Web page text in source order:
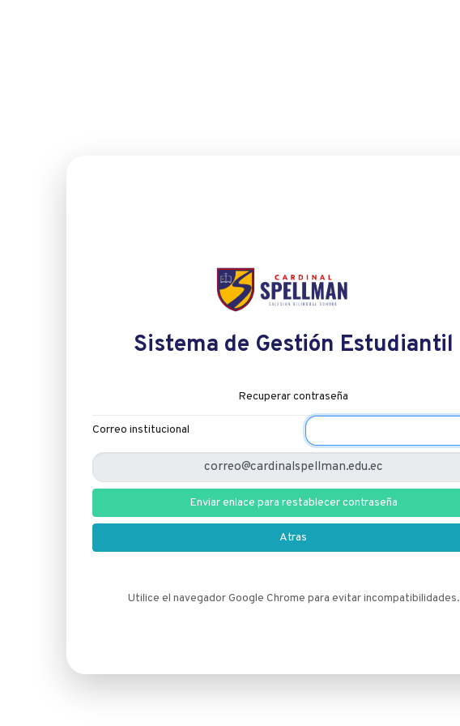
Sistema de Gestión Estudiantil
Recuperar contraseña
Correo institucional
Enviar enlace para restablecer contraseña
Atras
Utilice el navegador Google Chrome para evitar incompatibilidades.